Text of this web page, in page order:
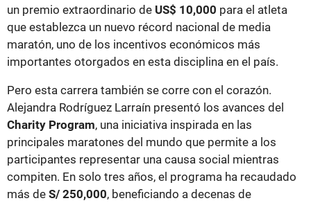
un premio extraordinario de US$ 10,000 para el atleta
que establezca un nuevo récord nacional de media
maratón, uno de los incentivos económicos más
importantes otorgados en esta disciplina en el país.
Pero esta carrera también se corre con el corazón.
Alejandra Rodríguez Larraín presentó los avances del
Charity Program, una iniciativa inspirada en las
principales maratones del mundo que permite a los
participantes representar una causa social mientras
compiten. En solo tres años, el programa ha recaudado
más de S/ 250,000, beneficiando a decenas de